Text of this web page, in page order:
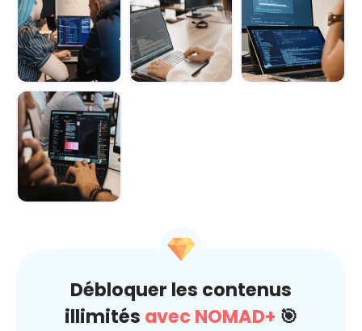
Demain au
boulot : Les
métiers boostés
p...
Débloquer les contenus
illimités avec NOMAD+ 🎯